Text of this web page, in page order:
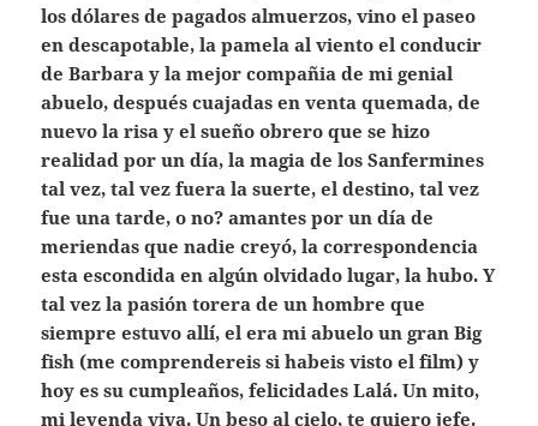
los dólares de pagados almuerzos, vino el paseo
en descapotable, la pamela al viento el conducir
de Barbara y la mejor compañia de mi genial
abuelo, después cuajadas en venta quemada, de
nuevo la risa y el sueño obrero que se hizo
realidad por un día, la magia de los Sanfermines
tal vez, tal vez fuera la suerte, el destino, tal vez
fue una tarde, o no? amantes por un día de
meriendas que nadie creyó, la correspondencia
esta escondida en algún olvidado lugar, la hubo. Y
tal vez la pasión torera de un hombre que
siempre estuvo allí, el era mi abuelo un gran Big
fish (me comprendereis si habeis visto el film) y
hoy es su cumpleaños, felicidades Lalá. Un mito,
mi leyenda viva. Un beso al cielo, te quiero jefe.